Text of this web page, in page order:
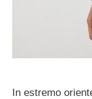
In estremo